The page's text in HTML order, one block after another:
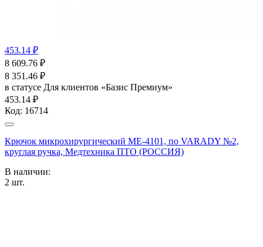
453.14 ₽
8 609.76 ₽
8 351.46 ₽
в статусе Для клиентов «Базис Премиум»
453.14 ₽
Код: 16714
Крючок микрохирургический ME-4101, по VARADY №2,
круглая ручка, Медтехника ПТО (РОССИЯ)
В наличии:
2 шт.